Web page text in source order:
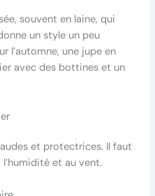
souvent en laine, qui
un style un peu
l’automne, une jupe en
avec des bottines et un
et protectrices. Il faut
et au vent.